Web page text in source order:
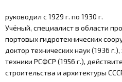
ДИРЕКТОРСКИЙ
НАГРАДЫ КОМПАНИИ
руководил с 1929 г. по 1930 г.
Учёный, специалист в области
портовых гидротехнических
доктор технических наук (1936
техники РСФСР (1956 г.),
строительства и архитектуры